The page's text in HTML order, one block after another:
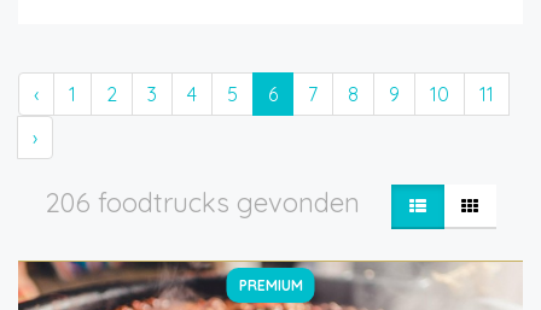
‹ 1 2 3 4 5 6 7 8 9 10
11
›
206 foodtrucks gevonden
PREMIUM